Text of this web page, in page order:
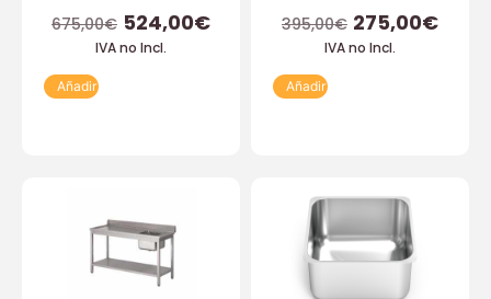
675,00€ 524,00€
IVA no Incl.
Añadir
395,00€ 275,00€
IVA no Incl.
Añadir